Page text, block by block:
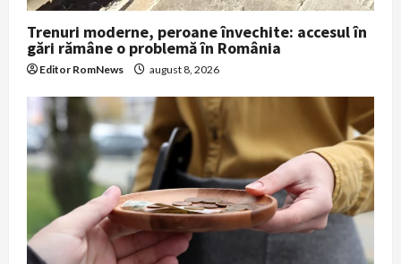
Trenuri moderne, peroane învechite: accesul în
gări rămâne o problemă în România
Editor RomNews august 8, 2026